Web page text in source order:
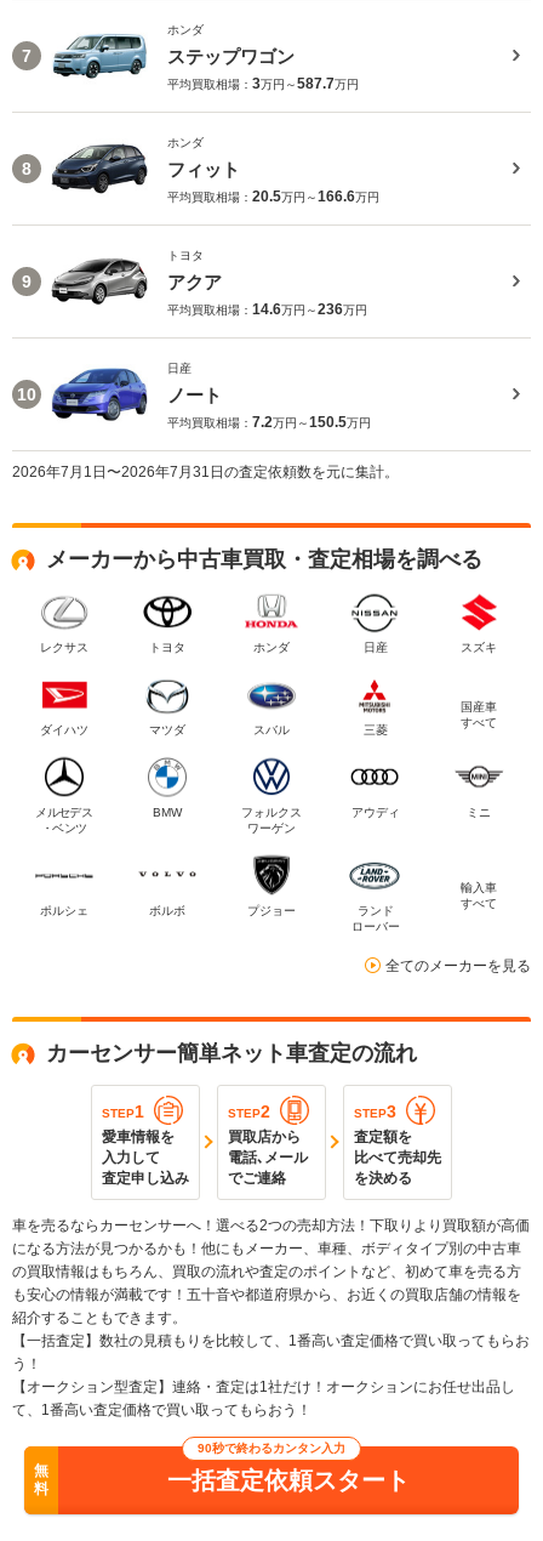
7
ホンダ
ステップワゴン
平均買取相場： 3万円～587.7万円
8
ホンダ
フィット
平均買取相場： 20.5万円～166.6万円
9
トヨタ
アクア
平均買取相場： 14.6万円～236万円
10
日産
ノート
平均買取相場： 7.2万円～150.5万円
2026年7月1日〜2026年7月31日の査定依頼数を元に集計。
メーカーから中古車買取・査定相場を調べる
レクサス トヨタ ホンダ 日産 スズキ
ダイハツ マツダ スバル 三菱
国産車
すべて
メルセデス
・ベンツ
BMW
フォルクス
ワーゲン
アウディ ミニ
ポルシェ ボルボ プジョー
ランド
ローバー
輸入車
すべて
全てのメーカーを見る
カーセンサー簡単ネット車査定の流れ
STEP1
愛車情報を
入力して
査定申し込み
STEP2
買取店から
電話､メール
でご連絡
STEP3
査定額を
比べて売却先
を決める
車を売るならカーセンサーへ！選べる2つの売却方法！下取りより買取額が高価
になる方法が見つかるかも！他にもメーカー、車種、ボディタイプ別の中古車
の買取情報はもちろん、買取の流れや査定のポイントなど、初めて車を売る方
も安心の情報が満載です！五十音や都道府県から、お近くの買取店舗の情報を
紹介することもできます。
【一括査定】数社の見積もりを比較して、1番高い査定価格で買い取ってもらお
う！
【オークション型査定】連絡・査定は1社だけ！オークションにお任せ出品し
て、1番高い査定価格で買い取ってもらおう！
無
料
90秒で終わるカンタン入力
一括査定依頼スタート